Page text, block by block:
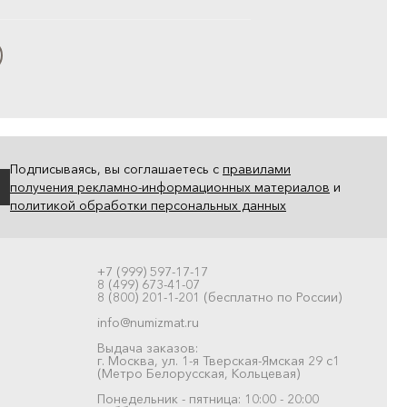
Подписываясь, вы соглашаетесь с правилами
получения рекламно-информационных материалов и
политикой обработки персональных данных
+7 (999) 597-17-17
8 (499) 673-41-07
8 (800) 201-1-201 (бесплатно по России)
info@numizmat.ru
Выдача заказов:
г. Москва, ул. 1-я Тверская-Ямская 29 с1
(Метро Белорусская, Кольцевая)
Понедельник - пятница: 10:00 - 20:00